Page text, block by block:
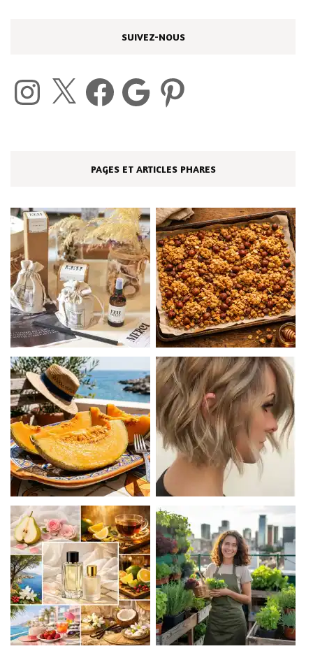
SUIVEZ-NOUS
Instagram Facebook Google Pinterest
PAGES ET ARTICLES PHARES